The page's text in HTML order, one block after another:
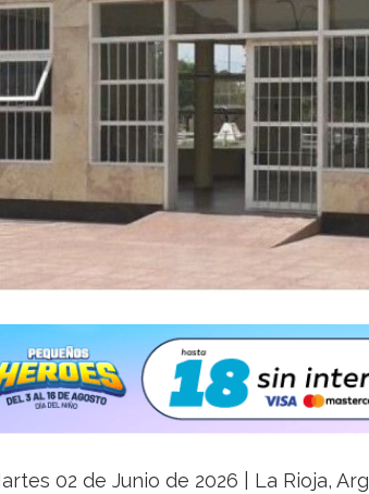
02 de Junio de 2026 | La Rioja,